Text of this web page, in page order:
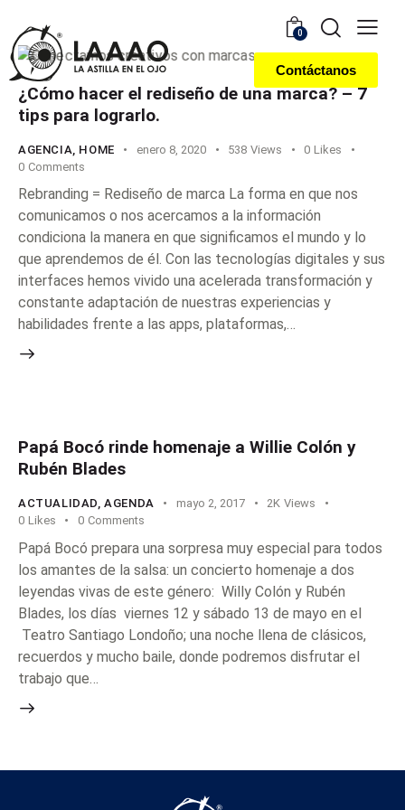
0
Contáctanos
¿Cómo hacer el rediseño de una marca? – 7
tips para lograrlo.
AGENCIA HOME enero 8, 2020 538 Views 0 Likes
0 Comments
Rebranding = Rediseño de marca La forma en que nos
comunicamos o nos acercamos a la información
condiciona la manera en que significamos el mundo y lo
que aprendemos de él. Con las tecnologías digitales y sus
interfaces hemos vivido una acelerada transformación y
constante adaptación de nuestras experiencias y
habilidades frente a las apps, plataformas,…
Papá Bocó rinde homenaje a Willie Colón y
Rubén Blades
ACTUALIDAD,AGENDA mayo 2, 2017 2K Views
0 Likes 0 Comments
Papá Bocó prepara una sorpresa muy especial para todos
los amantes de la salsa: un concierto homenaje a dos
leyendas vivas de este género: Willy Colón y Rubén
Blades, los días viernes 12 y sábado 13 de mayo en el
Teatro Santiago Londoño; una noche llena de clásicos,
recuerdos y mucho baile, donde podremos disfrutar el
trabajo que…